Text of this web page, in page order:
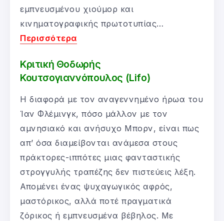
εμπνευσμένου χιούμορ και
κινηματογραφικής πρωτοτυπίας…
Περισσότερα
Κριτική Θοδωρής
Κουτσογιαννόπουλος (Lifo)
Η διαφορά με τον αναγεννημένο ήρωα του
Ίαν Φλέμινγκ, πόσο μάλλον με τον
αμνησιακό και ανήσυχο Μπορν, είναι πως
απ’ όσα διαμείβονται ανάμεσα στους
πράκτορες-ιππότες μιας φανταστικής
στρογγυλής τραπέζης δεν πιστεύεις λέξη.
Απομένει ένας ψυχαγωγικός αφρός,
μαστόρικος, αλλά ποτέ πραγματικά
ζόρικος ή εμπνευσμένα βέβηλος. Με